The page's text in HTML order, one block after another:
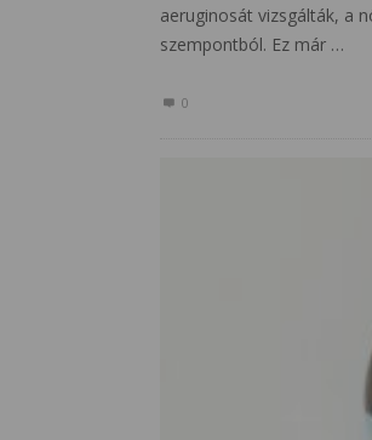
aeruginosát vizsgálták, a
szempontból. Ez már …
0